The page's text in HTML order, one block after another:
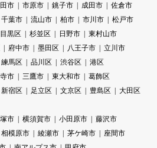
市 市原市 銚子市 成田市
佐倉市
千葉市 流山市 柏市 市川市
松戸市
目黒区 杉並区 日野市
東村山市
府中市 墨田区 八王子市
立川市
練馬区 品川区 渋谷区
港区
市 三鷹市 東大和市
葛飾区
新宿区 足立区 文京区 豊島区
大田区
市 横須賀市 小田原市
藤沢市
相模原市 綾瀬市 茅ケ崎市
座間市